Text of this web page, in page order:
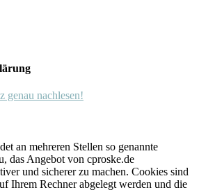
genau nachlesen!
an mehreren Stellen so genannte
das Angebot von cproske.de
und sicherer zu machen. Cookies sind
Ihrem Rechner abgelegt werden und die